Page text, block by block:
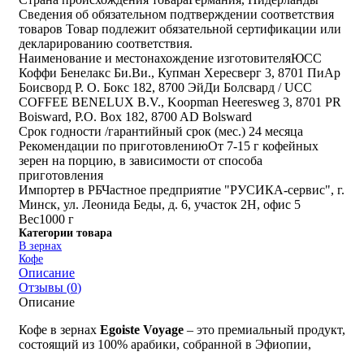
Сведения об обязательном подтверждении соответствия
товаров Товар подлежит обязательной сертификации или
декларированию соответствия.
Наименование и местонахождение изготовителяЮСС
Коффи Бенелакс Би.Ви., Купман Хересверг 3, 8701 ПиАр
Боисворд Р. О. Бокс 182, 8700 ЭйДи Болсвард / UCC
COFFEE BENELUX B.V., Koopman Heeresweg 3, 8701 PR
Boisward, P.O. Box 182, 8700 AD Bolsward
Срок годности /гарантийный срок (мес.) 24 месяца
Рекомендации по приготовлениюОт 7-15 г кофейных
зерен на порцию, в зависимости от способа
приготовления
Импортер в РБЧастное предприятие "РУСИКА-сервис", г.
Минск, ул. Леонида Беды, д. 6, участок 2Н, офис 5
Вес1000 г
Категории товара
В зернах
Кофе
Описание
Отзывы (0)
Описание
Кофе в зернах Egoiste Voyage – это премиальный продукт,
состоящий из 100% арабики, собранной в Эфиопии,